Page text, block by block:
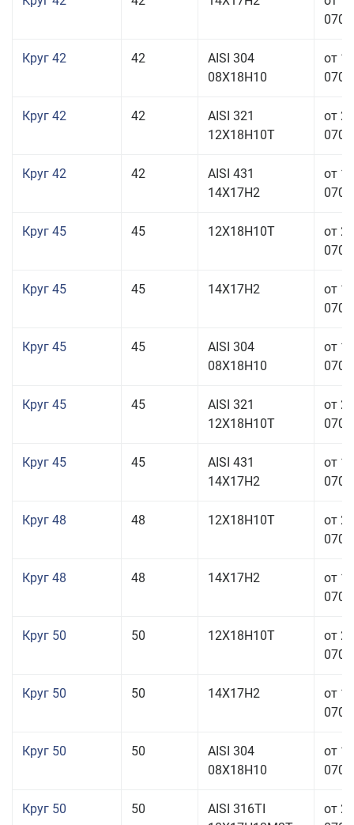
Круг 42 42
AISI 304
08Х18Н10
от
Круг 42 42
AISI 321
12Х18Н10Т
от
Круг 42 42
AISI 431
14Х17Н2
от
Круг 45 45 12Х18Н10Т
от
Круг 45 45 14Х17Н2
от
Круг 45 45
AISI 304
08Х18Н10
от
Круг 45 45
AISI 321
12Х18Н10Т
от
Круг 45 45
AISI 431
14Х17Н2
от
Круг 48 48 12Х18Н10Т
от
Круг 48 48 14Х17Н2
от
Круг 50 50 12Х18Н10Т
от
Круг 50 50 14Х17Н2
от
Круг 50 50
AISI 304
08Х18Н10
от
Круг 50 50
AISI 316TI
от